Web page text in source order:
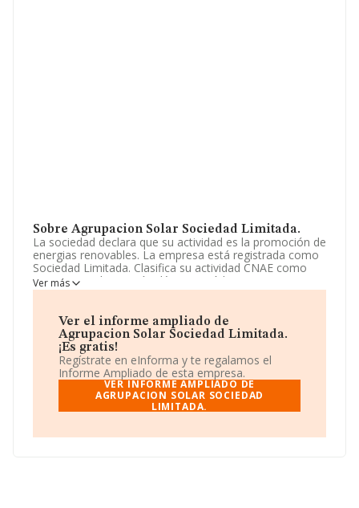
Sobre Agrupacion Solar Sociedad Limitada.
La sociedad declara que su actividad es la promoción de
energias renovables. La empresa está registrada como
Sociedad Limitada. Clasifica su actividad CNAE como
'Transporte de energía eléctrica', código 3512. No
realiza actividad de importación y/o exportación.
La sociedad española Agrupacion Solar Sociedad
Limitada, con NIF B97690929, se encuentra en Paseo
De La Republica De Malta núm. S/N, (46760), en el
municipio de Tavernes De La Valldigna, en Valencia,
Comunidad Valenciana.
En base a la información de la que dispone INFORMA
sobre 46.044 compañías, a nivel nacional la facturación
facturación de ventas entre todas las compañías
Ver más
Ver el informe ampliado de
Agrupacion Solar Sociedad Limitada.
¡Es gratis!
Regístrate en eInforma y te regalamos el
Informe Ampliado de esta empresa.
VER INFORME AMPLIADO DE
AGRUPACION SOLAR SOCIEDAD
LIMITADA.